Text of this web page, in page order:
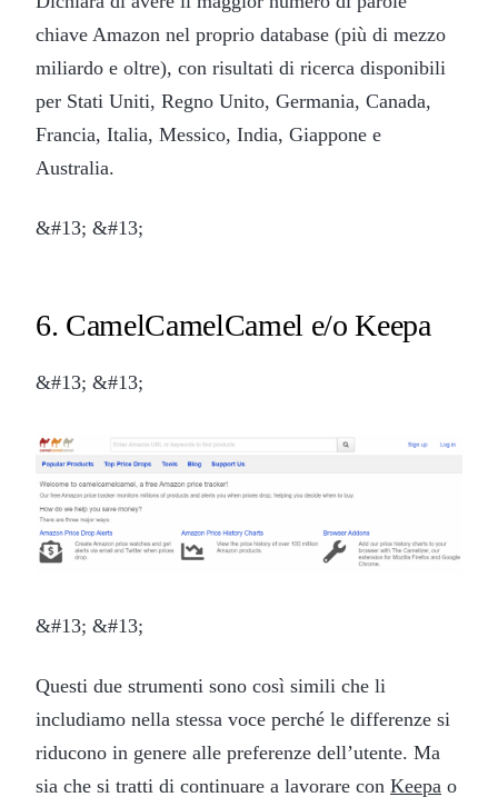
chiave Amazon nel proprio database (più di mezzo
miliardo e oltre), con risultati di ricerca disponibili
per Stati Uniti, Regno Unito, Germania, Canada,
Francia, Italia, Messico, India, Giappone e
Australia.
&#13; &#13;
6. CamelCamelCamel e/o Keepa
&#13; &#13;
&#13; &#13;
Questi due strumenti sono così simili che li
includiamo nella stessa voce perché le differenze si
riducono in genere alle preferenze dell’utente. Ma
sia che si tratti di continuare a lavorare con Keepa o